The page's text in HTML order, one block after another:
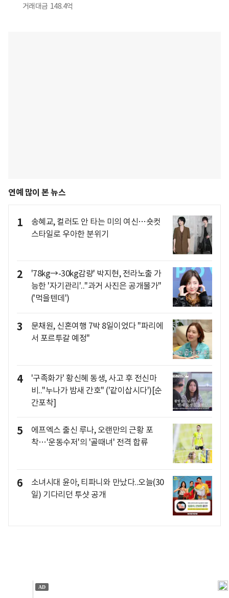
거래대금 148.4억
연예 많이 본 뉴스
1
송혜교, 컬러도 안 타는 미의 여신…숏컷
스타일로 우아한 분위기
2
'78kg→-30kg감량' 박지현, 전라노출 가
능한 '자기관리'.."과거 사진은 공개불가"
('먹을텐데')
3
문채원, 신혼여행 7박 8일이었다 "파리에
서 포르투갈 예정"
4
'구족화가' 황신혜 동생, 사고 후 전신마
비.."누나가 밤새 간호" ('같이삽시다')[순
간포착]
5
에프엑스 출신 루나, 오랜만의 근황 포
착…'운동수저'의 '골때녀' 전격 합류
6
소녀시대 윤아, 티파니와 만났다..오늘(30
일) 기다리던 투샷 공개